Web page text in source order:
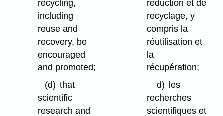
recycling,
including
reuse and
recovery, be
encouraged
and promoted;
(d) that
scientific
research and
réduction et de
recyclage, y
compris la
réutilisation et
la
récupération;
d) les
recherches
scientifiques et